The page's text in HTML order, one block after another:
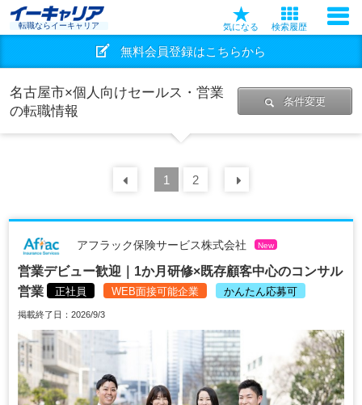
転職ならイーキャリア 気になる 検索履歴
無料会員登録はこちらから
名古屋市×個人向けセールス・営業
の転職情報
条件変更
前の 30
1 2
アフラック保険サービス株式会社 New
営業デビュー歓迎｜1か月研修×既存顧客中心のコンサル
営業
正社員 WEB面接可能企業 かんたん応募可
掲載終了日：2026/9/3